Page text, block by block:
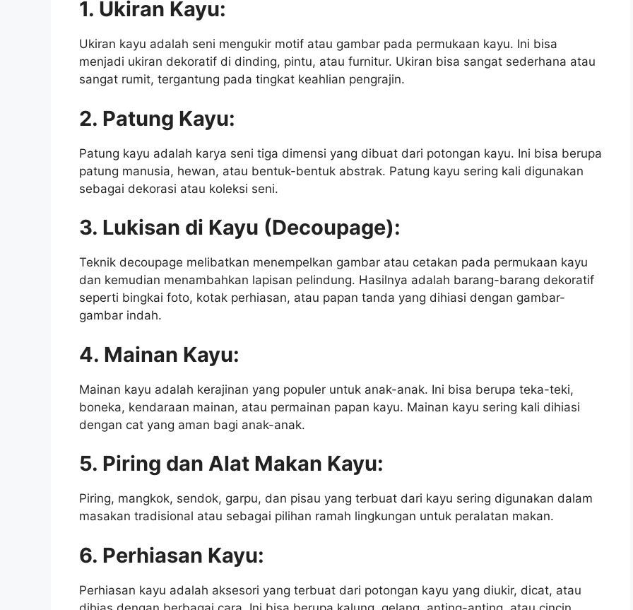
1. Ukiran Kayu:
Ukiran kayu adalah seni mengukir motif atau gambar pada permukaan kayu. Ini bisa
menjadi ukiran dekoratif di dinding, pintu, atau furnitur. Ukiran bisa sangat sederhana atau
sangat rumit, tergantung pada tingkat keahlian pengrajin.
2. Patung Kayu:
Patung kayu adalah karya seni tiga dimensi yang dibuat dari potongan kayu. Ini bisa berupa
patung manusia, hewan, atau bentuk-bentuk abstrak. Patung kayu sering kali digunakan
sebagai dekorasi atau koleksi seni.
3. Lukisan di Kayu (Decoupage):
Teknik decoupage melibatkan menempelkan gambar atau cetakan pada permukaan kayu
dan kemudian menambahkan lapisan pelindung. Hasilnya adalah barang-barang dekoratif
seperti bingkai foto, kotak perhiasan, atau papan tanda yang dihiasi dengan gambar-
gambar indah.
4. Mainan Kayu:
Mainan kayu adalah kerajinan yang populer untuk anak-anak. Ini bisa berupa teka-teki,
boneka, kendaraan mainan, atau permainan papan kayu. Mainan kayu sering kali dihiasi
dengan cat yang aman bagi anak-anak.
5. Piring dan Alat Makan Kayu:
Piring, mangkok, sendok, garpu, dan pisau yang terbuat dari kayu sering digunakan dalam
masakan tradisional atau sebagai pilihan ramah lingkungan untuk peralatan makan.
6. Perhiasan Kayu:
Perhiasan kayu adalah aksesori yang terbuat dari potongan kayu yang diukir, dicat, atau